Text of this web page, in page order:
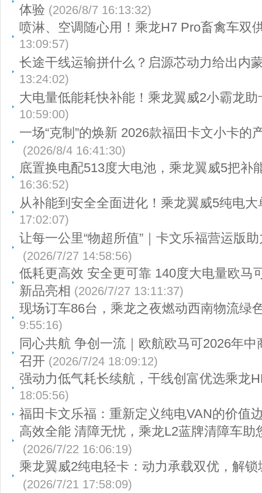
体验 (2026/8/7 16:13:32)
喷淋、空调随心用！乘龙H7 Pro畜禽车双
13:09:57)
长途干线运输拼什么？启源芯动力给出内
13:24:02)
大电量低能耗快补能！乘龙翼威2小霸龙
10:59:00)
一场“克制”的焕新 2026款福田卡文小卡的
(2026/8/4 16:41:30)
底置换电配513度大电池，乘龙翼威5把补
16:36:52)
从补能到安全全面进化！乘龙翼威5纯电
17:02:07)
让每一公里“物超所值”｜卡文乐福营运版
(2026/7/27 14:58:56)
低耗更高效 安全更可靠 140度大电量欧马
新品亮相 (2026/7/27 13:11:37)
现场订车86台，乘龙之夜燃动西南物流绿
9:55:16)
同心共航 争创一流｜欧航欧马可2026年
召开 (2026/7/24 18:09:12)
强动力低气耗长续航，干线创富优选乘龙
18:05:56)
福田卡文乐福：重新定义纯电VAN的价值
高效全能 清障无忧，乘龙L2蓝牌清障车助
(2026/7/22 16:06:19)
乘龙翼威2纯电轻卡：动力承载双优，解
(2026/7/21 17:58:09)